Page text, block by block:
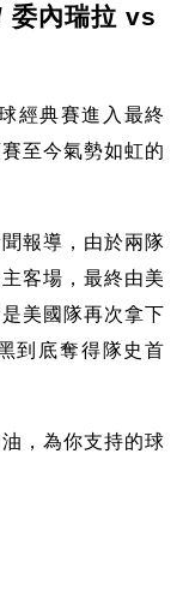
委內瑞拉 vs
經典賽進入最終
至今氣勢如虹的
報導，由於兩隊
客場，最終由美
美國隊再次拿下
到底奪得隊史首
，為你支持的球